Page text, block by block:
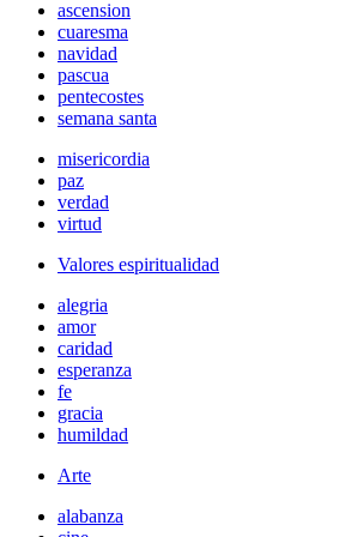
ascension
cuaresma
navidad
pascua
pentecostes
semana santa
misericordia
paz
verdad
virtud
Valores espiritualidad
alegria
amor
caridad
esperanza
fe
gracia
humildad
Arte
alabanza